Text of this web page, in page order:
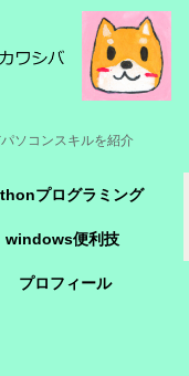
ソコンスキルを紹介
プログラミング
windows便利技
プロフィール